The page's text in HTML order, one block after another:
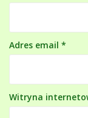
Adres email *
Witryna